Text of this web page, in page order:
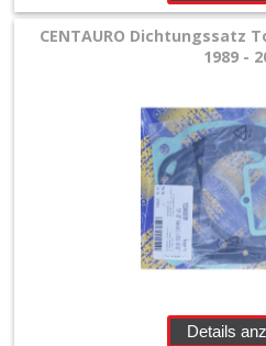
CENTAURO Dichtungssatz
1989 -
Details